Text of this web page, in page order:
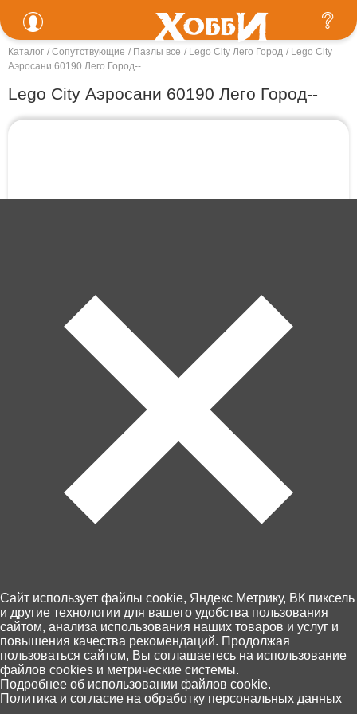
Каталог Сопутствующие Пазлы все Lego City Лего Город
Lego City
Аэросани 60190 Лего Город--
Lego City Аэросани 60190 Лего Город--
Артикул: 60190
Товара нет в наличии
Контакты
Доставка и оплата
Магазины
Возврат товара
Персональные данные
+7 (4012) 92 63 00
Главная Каталог Корзина
0
Избранное Поиск
Cайт использует файлы cookie, Яндекс Метрику, ВК пиксель
и другие технологии для вашего удобства пользования
сайтом, анализа использования наших товаров и услуг и
повышения качества рекомендаций. Продолжая
пользоваться сайтом, Вы соглашаетесь на использование
файлов cookies и метрические системы.
Подробнее об использовании файлов cookie.
Политика и согласие на обработку персональных данных